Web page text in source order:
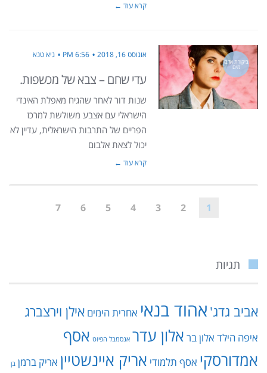
קרא עוד ←
ביקורת אלבו
מים
אוגוסט 16, 2018 6:56 PM גיא טנא
עדי שחם – צבא של מכשפות.
שנות דור לאחר שהגיח מאפלת האינדי
הישראלי עם אצבע משולשת למרכז
הפריים של התרבות הישראלית, עדיין לא
יכול לצאת אלבום
קרא עוד ←
1
2
3
4
5
6
7
תגיות
אביב גדג' אהוד בנאי אחרית הימים אילן וירצברג
איפה הילד אלון בר אלון עדר אנסמבל הפיוט אסף
אמדורסקי אסף תלמודי אריק איינשטיין אריק ברמן בן